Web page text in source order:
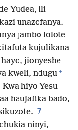
Yudea, ili
unazofanya.
jambo lolote
kujulikana
jionyeshe
kweli, ndugu +
Kwa hiyo Yesu
haujafika bado,
7
ninyi,